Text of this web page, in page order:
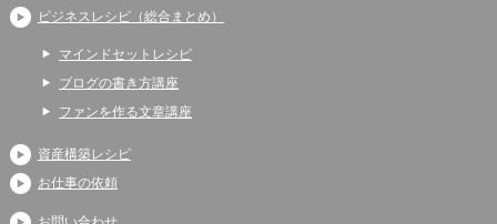
ビジネスレシピ（総合まとめ）
マインドセットレシピ
ブログの書き方講座
ファンを作る文章講座
資産構築レシピ
お仕事の依頼